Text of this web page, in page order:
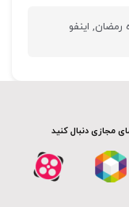
رمضان, اینفو
مجازی دنبال کنید